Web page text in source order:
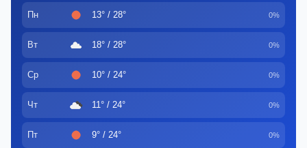
Пн 13° / 28° 0%
Вт 18° / 28° 0%
Ср 10° / 24° 0%
Чт 11° / 24° 0%
Пт 9° / 24° 0%